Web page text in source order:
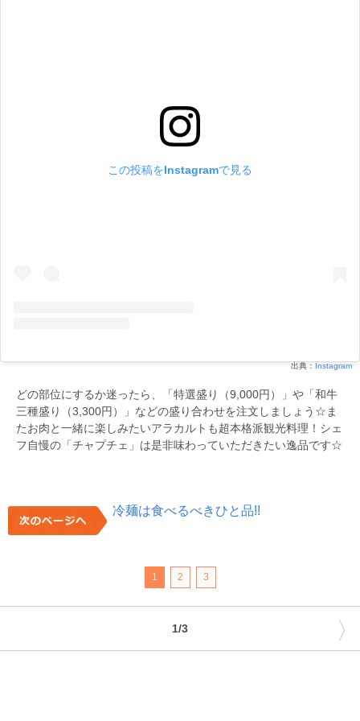
この投稿をInstagramで見る
出典： Instagram
どの部位にするか迷ったら、「特選盛り（9,000円）」や「和牛
三種盛り（3,300円）」などの盛り合わせを注文しましょう☆ま
たお肉と一緒に楽しみたいアラカルトも超本格派観光料理！シェ
フ自慢の「チャプチェ」は是非味わっていただきたい逸品です☆
冷麺は食べるべきひと品!!
1 2 3
1/3 〉